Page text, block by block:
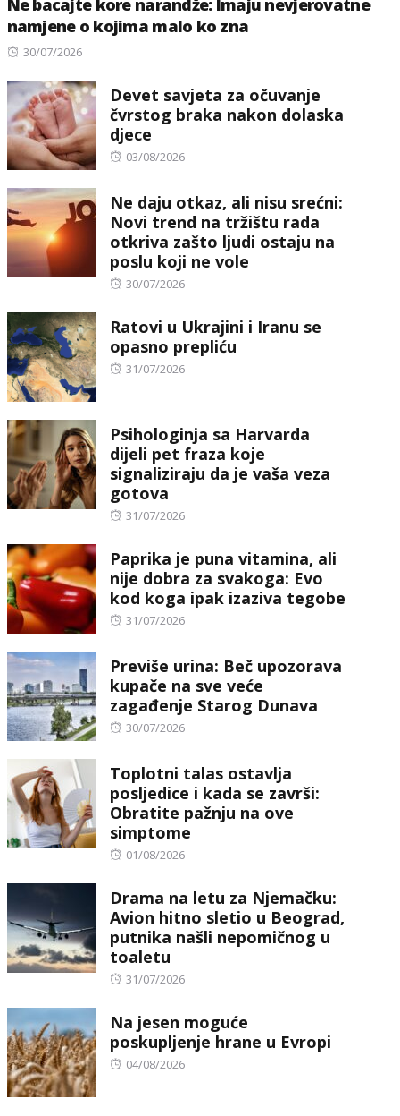
Ne bacajte kore narandže: Imaju nevjerovatne
namjene o kojima malo ko zna
Posted
30/07/2026
Devet savjeta za očuvanje
čvrstog braka nakon dolaska
djece
Posted
03/08/2026
Ne daju otkaz, ali nisu srećni:
Novi trend na tržištu rada
otkriva zašto ljudi ostaju na
poslu koji ne vole
Posted
30/07/2026
Ratovi u Ukrajini i Iranu se
opasno prepliću
Posted
31/07/2026
Psihologinja sa Harvarda
dijeli pet fraza koje
signaliziraju da je vaša veza
gotova
Posted
31/07/2026
Paprika je puna vitamina, ali
nije dobra za svakoga: Evo
kod koga ipak izaziva tegobe
Posted
31/07/2026
Previše urina: Beč upozorava
kupače na sve veće
zagađenje Starog Dunava
Posted
30/07/2026
Toplotni talas ostavlja
posljedice i kada se završi:
Obratite pažnju na ove
simptome
Posted
01/08/2026
Drama na letu za Njemačku:
Avion hitno sletio u Beograd,
putnika našli nepomičnog u
toaletu
Posted
31/07/2026
Na jesen moguće
poskupljenje hrane u Evropi
Posted
04/08/2026